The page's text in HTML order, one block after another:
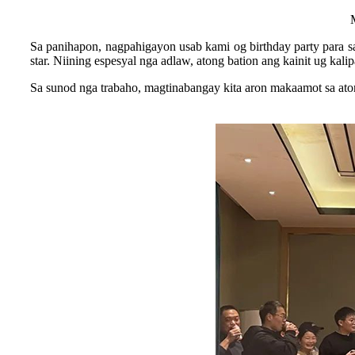
Sa panihapon, nagpahigayon usab kami og birthday party para
star. Niining espesyal nga adlaw, atong bation ang kainit ug
Sa sunod nga trabaho, magtinabangay kita aron makaamot sa